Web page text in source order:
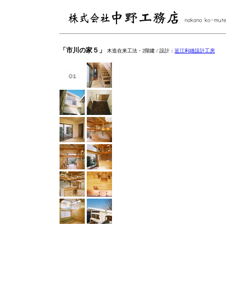
「市川の家５」 木造在来工法・2階建 / 設計： 近江利雄設計工房